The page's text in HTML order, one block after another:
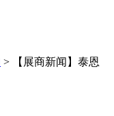
>
【展商新闻】泰恩